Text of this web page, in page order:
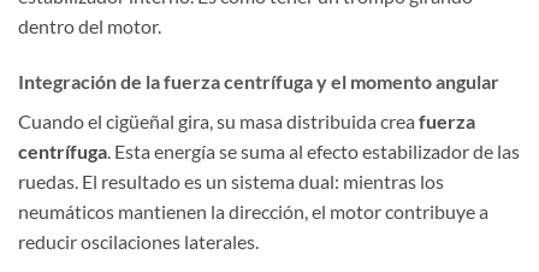
dentro del motor.
Integración de la fuerza centrífuga y el momento angular
Cuando el cigüeñal gira, su masa distribuida crea fuerza
centrífuga . Esta energía se suma al efecto estabilizador de las
ruedas. El resultado es un sistema dual: mientras los
neumáticos mantienen la dirección, el motor contribuye a
reducir oscilaciones laterales.